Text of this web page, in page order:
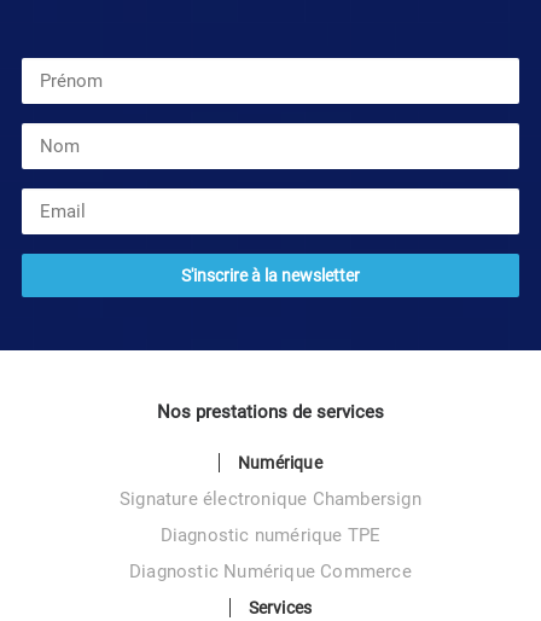
Nos prestations de services
Numérique
Signature électronique Chambersign
Diagnostic numérique TPE
Diagnostic Numérique Commerce
Services